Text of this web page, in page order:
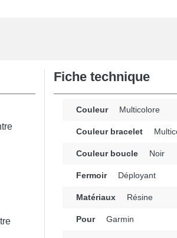
Fiche technique
Couleur Multicolore
Couleur bracelet
Couleur boucle Noir
Fermoir Déployant
Matériaux Résine
Pour Garmin